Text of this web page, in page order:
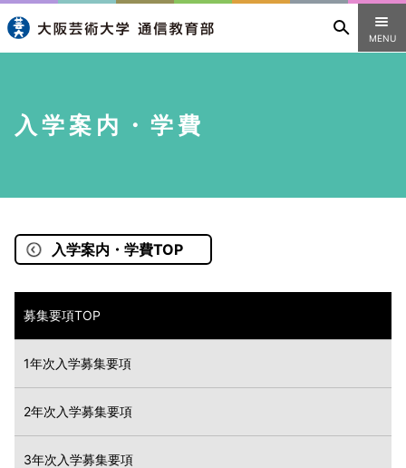
MENU
入学案内・学費
入学案内・学費TOP
募集要項TOP
1年次入学募集要項
2年次入学募集要項
3年次入学募集要項